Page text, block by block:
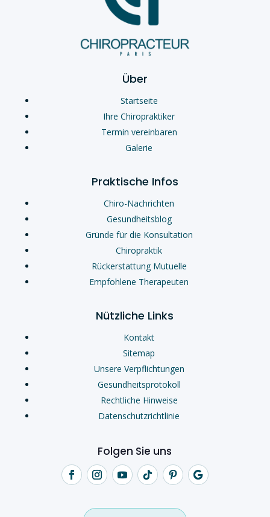
Über
Startseite
Ihre Chiropraktiker
Termin vereinbaren
Galerie
Praktische Infos
Chiro-Nachrichten
Gesundheitsblog
Gründe für die Konsultation
Chiropraktik
Rückerstattung Mutuelle
Empfohlene Therapeuten
Nützliche Links
Kontakt
Sitemap
Unsere Verpflichtungen
Gesundheitsprotokoll
Rechtliche Hinweise
Datenschutzrichtlinie
Folgen Sie uns